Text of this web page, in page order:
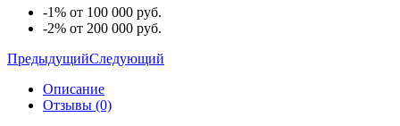
-1% от 100 000 руб.
-2% от 200 000 руб.
ПредыдущийСледующий
Описание
Отзывы (0)